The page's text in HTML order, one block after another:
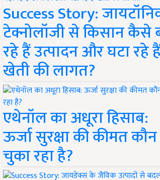
Success Story:
टेक्नोलॉजी से किसान कैसे
रहे हैं उत्पादन और घटा रहे
खेती की लागत?
एथेनॉल का अधूरा हिसाब:
ऊर्जा सुरक्षा की कीमत कौन
चुका रहा है?